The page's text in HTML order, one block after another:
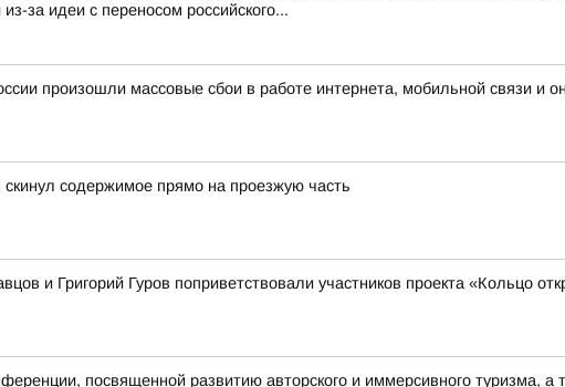
за идеи с переносом российского...
произошли массовые сбои в работе интернета, мобильной связи и
содержимое прямо на проезжую часть
и Григорий Гуров поприветствовали участников проекта «Кольцо
посвященной развитию авторского и иммерсивного туризма,